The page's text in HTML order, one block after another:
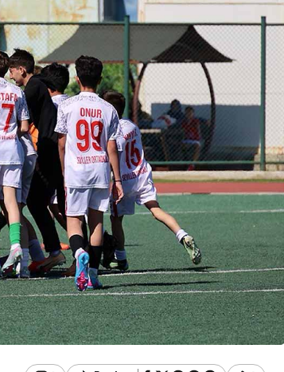
Genel
Zonguldak’ta Durağa
Çarptı, Araziye Uçtu,
Alev Aldı